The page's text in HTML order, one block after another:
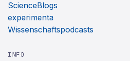
ScienceBlogs
experimenta
Wissenschaftspodcasts
INFO